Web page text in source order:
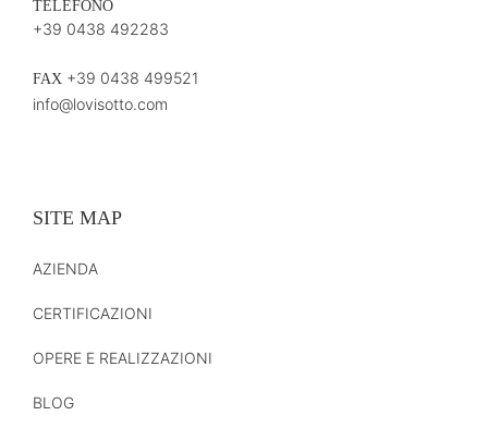
TELEFONO
+39 0438 492283
FAX +39 0438 499521
info@lovisotto.com
SITE MAP
AZIENDA
CERTIFICAZIONI
OPERE E REALIZZAZIONI
BLOG